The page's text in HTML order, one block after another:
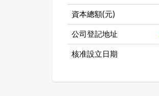
資本總額(元)
公司登記地址
核准設立日期